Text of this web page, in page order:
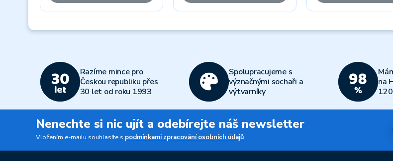
Razíme mince pro
Českou republiku přes
30 let od roku 1993
Spolupracujeme s
význačnými sochaři a
výtvarníky
na
Nenechte si nic ujít a odebírejte náš newsletter
Vložením e-mailu souhlasíte s podmínkami zpracování osobních údajů